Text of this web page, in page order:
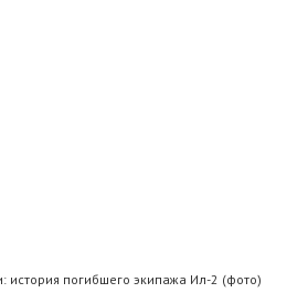
погибшего экипажа Ил-2 (фото)